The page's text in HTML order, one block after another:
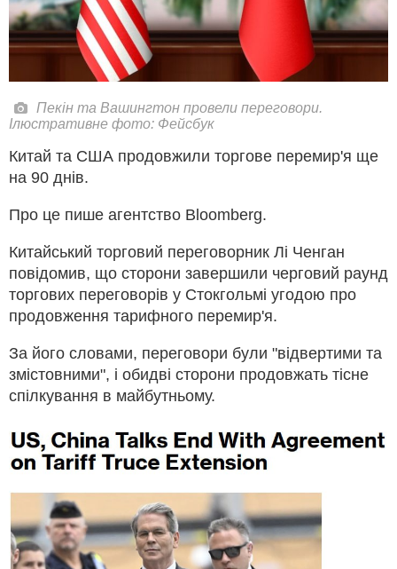
Пекін та Вашингтон провели переговори.
Ілюстративне фото: Фейсбук
Китай та США продовжили торгове перемир'я ще
на 90 днів.
Про це пише агентство Bloomberg.
Китайський торговий переговорник Лі Ченган
повідомив, що сторони завершили черговий раунд
торгових переговорів у Стокгольмі угодою про
продовження тарифного перемир'я.
За його словами, переговори були "відвертими та
змістовними", і обидві сторони продовжать тісне
спілкування в майбутньому.